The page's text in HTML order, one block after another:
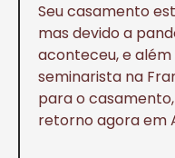
Seu casamento
mas devido a
aconteceu, e além
seminarista na
para o
retorno agora em